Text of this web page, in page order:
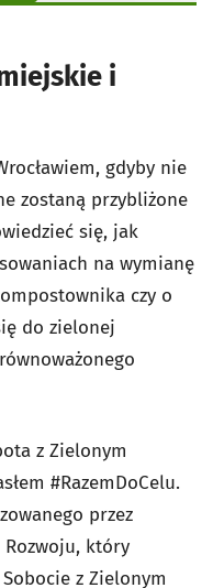
i
gdyby nie
zostaną przybliżone
się, jak
na wymianę
czy o
do zielonej
z Zielonym
#RazemDoCelu.
przez
który
z Zielonym